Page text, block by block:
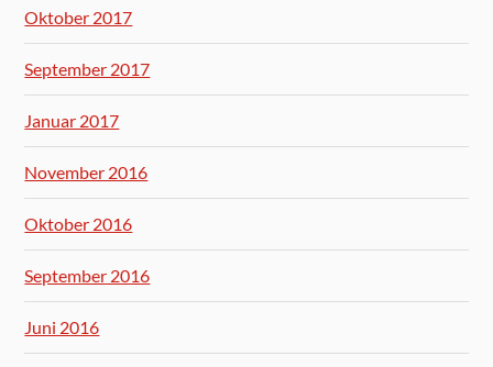
Oktober 2017
September 2017
Januar 2017
November 2016
Oktober 2016
September 2016
Juni 2016